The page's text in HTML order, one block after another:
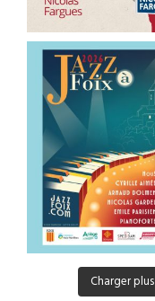
Charger plus